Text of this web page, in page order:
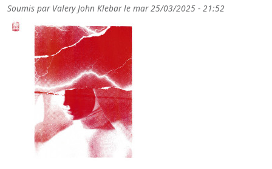
Soumis par Valery John Klebarle mar 25/03/2025 - 21:52